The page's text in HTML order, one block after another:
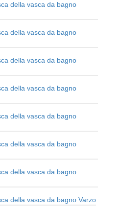
della vasca da bagno
della vasca da bagno
della vasca da bagno
della vasca da bagno
della vasca da bagno
della vasca da bagno
della vasca da bagno
della vasca da bagno Varzo